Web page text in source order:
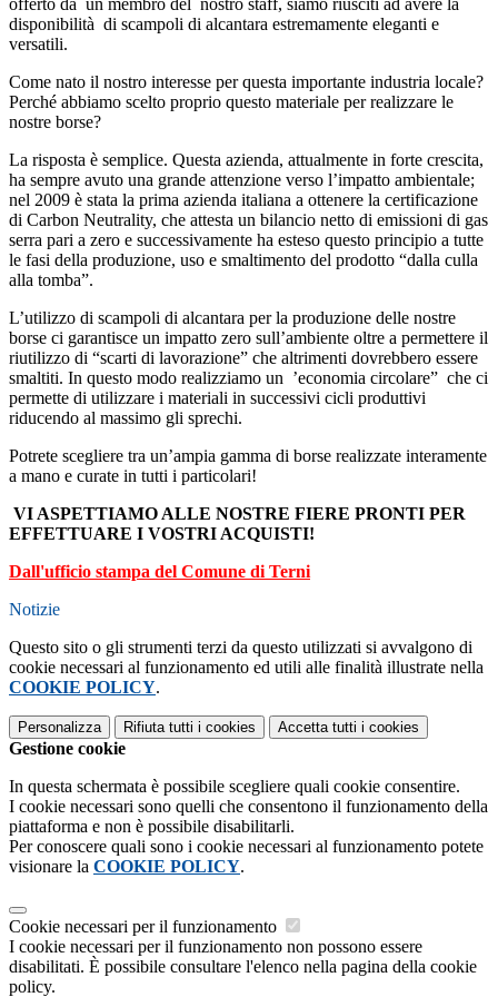
offerto da un membro del nostro staff, siamo riusciti ad avere la
disponibilità di scampoli di alcantara estremamente eleganti e
versatili.
Come nato il nostro interesse per questa importante industria locale?
Perché abbiamo scelto proprio questo materiale per realizzare le
nostre borse?
La risposta è semplice. Questa azienda, attualmente in forte crescita,
ha sempre avuto una grande attenzione verso l’impatto ambientale;
nel 2009 è stata la prima azienda italiana a ottenere la certificazione
di Carbon Neutrality, che attesta un bilancio netto di emissioni di gas
serra pari a zero e successivamente ha esteso questo principio a tutte
le fasi della produzione, uso e smaltimento del prodotto “dalla culla
alla tomba”.
L’utilizzo di scampoli di alcantara per la produzione delle nostre
borse ci garantisce un impatto zero sull’ambiente oltre a permettere il
riutilizzo di “scarti di lavorazione” che altrimenti dovrebbero essere
smaltiti. In questo modo realizziamo un ’economia circolare” che ci
permette di utilizzare i materiali in successivi cicli produttivi
riducendo al massimo gli sprechi.
Potrete scegliere tra un’ampia gamma di borse realizzate interamente
a mano e curate in tutti i particolari!
VI ASPETTIAMO ALLE NOSTRE FIERE PRONTI PER
EFFETTUARE I VOSTRI ACQUISTI!
Dall'ufficio stampa del Comune di Terni
Notizie
Questo sito o gli strumenti terzi da questo utilizzati si avvalgono di
cookie necessari al funzionamento ed utili alle finalità illustrate nella
COOKIE POLICY.
Personalizza Rifiuta tutti i cookies Accetta tutti i cookies
Gestione cookie
In questa schermata è possibile scegliere quali cookie consentire.
I cookie necessari sono quelli che consentono il funzionamento della
piattaforma e non è possibile disabilitarli.
Per conoscere quali sono i cookie necessari al funzionamento potete
visionare la COOKIE POLICY.
Cookie necessari per il funzionamento
I cookie necessari per il funzionamento non possono essere
disabilitati. È possibile consultare l'elenco nella pagina della cookie
policy.